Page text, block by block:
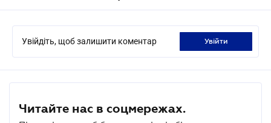
Увійдіть, щоб залишити коментар увійти
Читайте нас в соцмережах.